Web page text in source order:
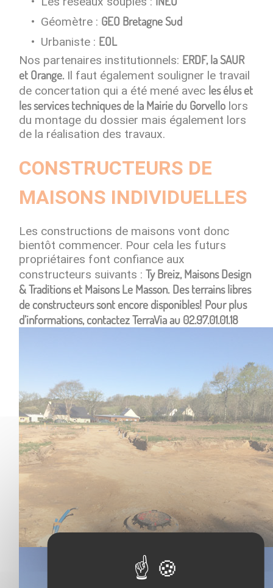
Géomètre : GEO Bretagne Sud
​Urbaniste : EOL
Nos partenaires institutionnels: ERDF, la SAUR
et Orange.Il faut également souligner le travail
de concertation qui a été mené avec les élus et
les services techniques de la Mairie du Gorvello lors
du montage du dossier mais également lors
de la réalisation des travaux.
CONSTRUCTEURS DE
MAISONS INDIVIDUELLES
Les constructions de maisons vont donc
bientôt commencer. Pour cela les futurs
propriétaires font confiance aux
constructeurs suivants :Ty Breiz, Maisons Design
& Traditions et Maisons Le Masson. Des terrains libres
de constructeurs sont encore disponibles! Pour plus
d’informations, contactez TerraVia au 02.97.01.01.18